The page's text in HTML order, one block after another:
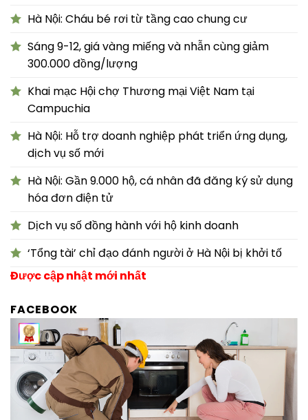
Hà Nội: Cháu bé rơi từ tầng cao chung cư
Sáng 9-12, giá vàng miếng và nhẫn cùng giảm
300.000 đồng/lượng
Khai mạc Hội chợ Thương mại Việt Nam tại
Campuchia
Hà Nội: Hỗ trợ doanh nghiệp phát triển ứng dụng,
dịch vụ số mới
Hà Nội: Gần 9.000 hộ, cá nhân đã đăng ký sử dụng
hóa đơn điện tử
Dịch vụ số đồng hành với hộ kinh doanh
‘Tổng tài’ chỉ đạo đánh người ở Hà Nội bị khởi tố
Được cập nhật mới nhất
FACEBOOK